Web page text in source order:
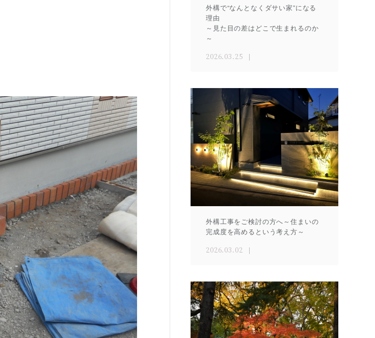
外構で“なんとなくダサい家”になる
理由
～見た目の差はどこで生まれるのか
～
2026.03.25
外構工事をご検討の方へ～住まいの
完成度を高めるという考え方～
2026.03.02